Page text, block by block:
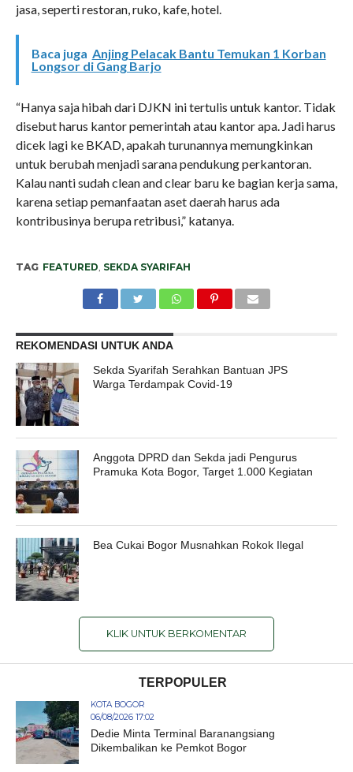
jasa, seperti restoran, ruko, kafe, hotel.
Baca juga Anjing Pelacak Bantu Temukan 1 Korban
Longsor di Gang Barjo
“Hanya saja hibah dari DJKN ini tertulis untuk kantor. Tidak
disebut harus kantor pemerintah atau kantor apa. Jadi harus
dicek lagi ke BKAD, apakah turunannya memungkinkan
untuk berubah menjadi sarana pendukung perkantoran.
Kalau nanti sudah clean and clear baru ke bagian kerja sama,
karena setiap pemanfaatan aset daerah harus ada
kontribusinya berupa retribusi,” katanya.
TAG FEATURED SEKDA SYARIFAH
REKOMENDASI UNTUK ANDA
Sekda Syarifah Serahkan Bantuan JPS
Warga Terdampak Covid-19
Anggota DPRD dan Sekda jadi Pengurus
Pramuka Kota Bogor, Target 1.000 Kegiatan
Bea Cukai Bogor Musnahkan Rokok Ilegal
KLIK UNTUK BERKOMENTAR
TERPOPULER
KOTA BOGOR
06/08/2026 17:02
Dedie Minta Terminal Baranangsiang
Dikembalikan ke Pemkot Bogor